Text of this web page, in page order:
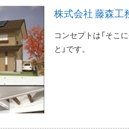
株式会社 藤森工
コンセプトは「そこ
と」です。